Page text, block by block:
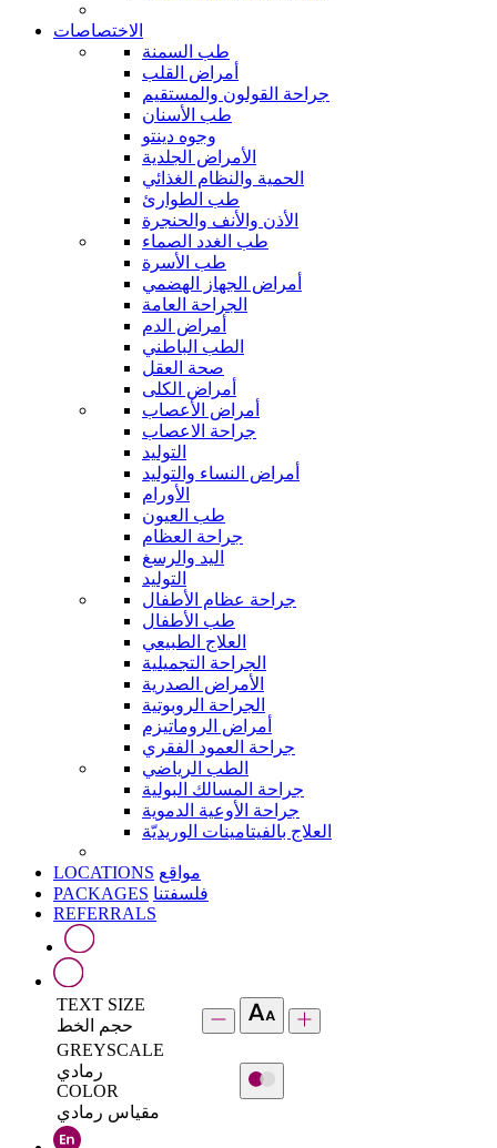
الاختصاصات
طب السمنة
أمراض القلب
جراحة القولون والمستقيم
طب الأسنان
وجوه دينتو
الأمراض الجلدية
الحمية والنظام الغذائي
طب الطوارئ
الأذن والأنف والحنجرة
طب الغدد الصماء
طب الأسرة
أمراض الجهاز الهضمي
الجراحة العامة
أمراض الدم
الطب الباطني
صحة العقل
أمراض الكلى
أمراض الأعصاب
جراحة الاعصاب
التوليد
أمراض النساء والتوليد
الأورام
طب العيون
جراحة العظام
اليد والرسغ
التوليد
جراحة عظام الأطفال
طب الأطفال
العلاج الطبيعي
الجراحة التجميلية
الأمراض الصدرية
الجراحة الروبوتية
أمراض الروماتيزم
جراحة العمود الفقري
الطب الرياضي
جراحة المسالك البولية
جراحة الأوعية الدموية
العلاج بالفيتامينات الوريديّة
LOCATIONS مواقع
PACKAGES فلسفتنا
REFERRALS
TEXT SIZE
حجم الخط
GREYSCALE
رمادي
COLOR
مقياس رمادي